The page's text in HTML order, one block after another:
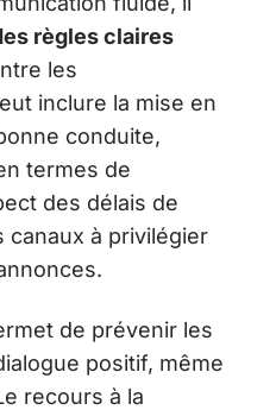
règles claires
les
inclure la mise en
conduite,
termes de
des délais de
canaux à privilégier
de prévenir les
positif, même
recours à la